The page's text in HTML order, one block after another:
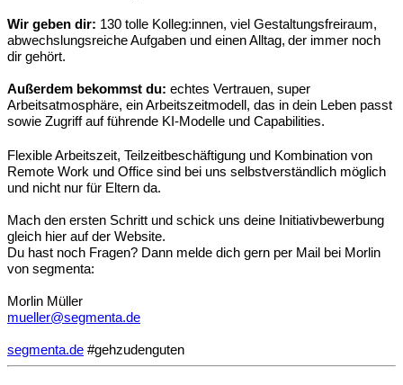
Wir geben dir: 130 tolle Kolleg:innen, viel Gestaltungsfreiraum,
abwechslungsreiche Aufgaben und einen Alltag, der immer noch
dir gehört.
Außerdem bekommst du: echtes Vertrauen, super
Arbeitsatmosphäre, ein Arbeitszeitmodell, das in dein Leben passt
sowie Zugriff auf führende KI-Modelle und Capabilities.
Flexible Arbeitszeit, Teilzeitbeschäftigung und Kombination von
Remote Work und Office sind bei uns selbstverständlich möglich
und nicht nur für Eltern da.
Mach den ersten Schritt und schick uns deine Initiativbewerbung
gleich hier auf der Website.
Du hast noch Fragen? Dann melde dich gern per Mail bei Morlin
von segmenta:
Morlin Müller
mueller@segmenta.de
segmenta.de #gehzudenguten